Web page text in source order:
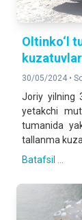
Oltinko‘l
30/05/2024 •
Joriy yilning
yetakchi
tumanida
tallanma
Batafsil ...